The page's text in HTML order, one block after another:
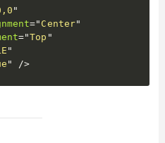
"
=" Center"
="Top "
"
" />